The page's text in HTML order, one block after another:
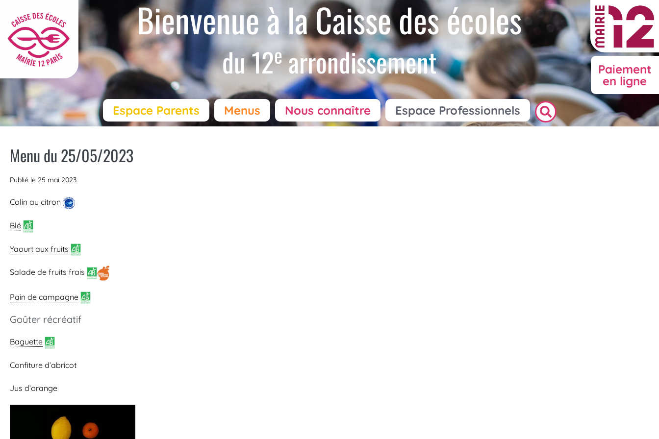
Bienvenue à la Caisse des écoles
du 12earrondissement
Paiement
en ligne
Espace Parents
Menus Nous connaître Espace Professionnels
Menu du 25/05/2023
Publié le 25 mai 2023
Colin au citron
Blé
Yaourt aux fruits
Salade de fruits frais
Pain de campagne
Goûter récréatif
Baguette
Confiture d’abricot
Jus d’orange